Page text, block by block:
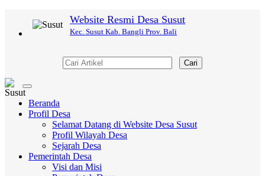
Website Resmi Desa Susut
Kec. Susut Kab. Bangli Prov. Bali
Cari
Toggle
navigation
Beranda
Profil Desa
Selamat Datang di Website Desa Susut
Profil Wilayah Desa
Sejarah Desa
Pemerintah Desa
Visi dan Misi